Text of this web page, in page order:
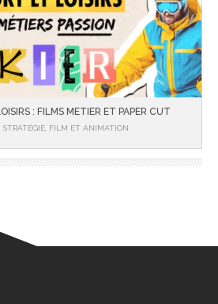
: FILMS METIER ET PAPER CUT
STRATÉGIE, FILM ET ANIMATION